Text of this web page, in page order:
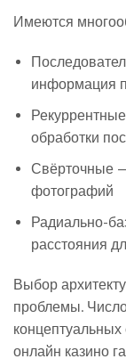
Имеются
информация
обработки
Свёрточные
фотографий
Радиально-
расстояния
Выбор
проблемы.
онлайн казино